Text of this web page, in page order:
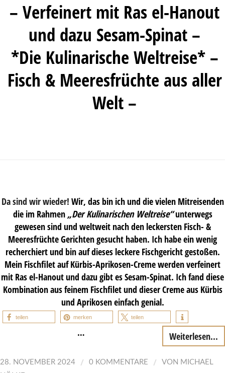
– Verfeinert mit Ras el-Hanout
und dazu Sesam-Spinat –
*Die Kulinarische Weltreise* –
Fisch & Meeresfrüchte aus aller
Welt –
Da sind wir wieder! Wir, das bin ich und die vielen Mitreisenden
die im Rahmen „Der Kulinarischen Weltreise“unterwegs
gewesen sind und weltweit nach den leckersten Fisch- &
Meeresfrüchte Gerichten gesucht haben. Ich habe ein wenig
recherchiert und bin auf dieses leckere Fischgericht gestoßen.
Mein Fischfilet auf Kürbis-Aprikosen-Creme werden verfeinert
mit Ras el-Hanout und dazu gibt es Sesam-Spinat. Ich fand diese
Kombination aus feinem Fischfilet und dieser Creme aus Kürbis
und Aprikosen einfach genial.
teilen merken teilen
… Weiterlesen...
28. NOVEMBER 2024 / 0 KOMMENTARE / VON MICHAEL